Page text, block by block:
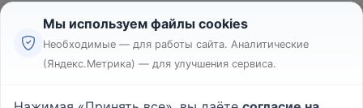
Реклама
Мы используем файлы cookies
Необходимые — для работы сайта. Аналитические
(Яндекс.Метрика) — для улучшения сервиса.